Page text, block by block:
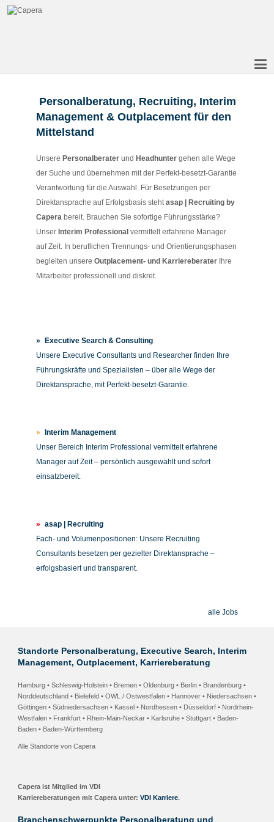
Personalberatung, Recruiting, Interim
Management & Outplacement für den
Mittelstand
Unsere Personalberater und Headhunter gehen alle Wege
der Suche und übernehmen mit der Perfekt-besetzt-Garantie
Verantwortung für die Auswahl. Für Besetzungen per
Direktansprache auf Erfolgsbasis stehtasap | Recruiting by
Capera bereit. Brauchen Sie sofortige Führungsstärke?
Unser Interim Professional vermittelt erfahrene Manager
auf Zeit. In beruflichen Trennungs- und Orientierungsphasen
begleiten unsereOutplacement- und Karriereberater Ihre
Mitarbeiter professionell und diskret.
»
Executive Search & Consulting
Unsere Executive Consultants und Researcher finden Ihre
Führungskräfte und Spezialisten – über alle Wege der
Direktansprache, mit Perfekt-besetzt-Garantie.
»
Interim Management
Unser Bereich Interim Professional vermittelt erfahrene
Manager auf Zeit – persönlich ausgewählt und sofort
einsatzbereit.
» asap | Recruiting
Fach- und Volumenpositionen: Unsere Recruiting
Consultants besetzen per gezielter Direktansprache –
erfolgsbasiert und transparent.
alle Jobs
Standorte Personalberatung, Executive Search, Interim
Management, Outplacement, Karriereberatung
Hamburg • Schleswig-Holstein• Bremen • Oldenburg• Berlin • Brandenburg•
Norddeutschland • Bielefeld • OWL / Ostwestfalen• Hannover • Niedersachsen•
Göttingen • Südniedersachsen• Kassel • Nordhessen• Düsseldorf • Nordrhein-
Westfalen • Frankfurt • Rhein-Main-Neckar • Karlsruhe• Stuttgart• Baden-
Baden• Baden-Württemberg
Alle Standorte von Capera
Capera ist Mitglied im VDI
Karriereberatungen mit Capera unter: VDI Karriere.
Branchenschwerpunkte Personalberatung und